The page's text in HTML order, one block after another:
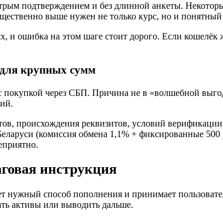
подтверждением и без длинной анкеты.
выше нужен не только курс, но и понятный
и ошибка на этом шаге стоит дорого. Если
крупных сумм
через СБП. Причина не в «волшебной
происхождения реквизитов, условий
(комиссия обмена 1,1% + фиксированные 500
инструкция
способ пополнения и принимает
активы или выводить дальше.